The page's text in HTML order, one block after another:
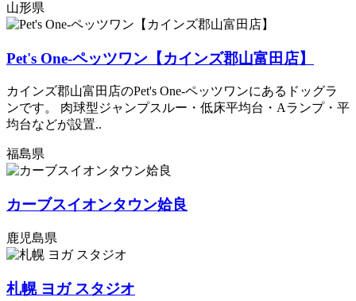
山形県
Pet's One-ペッツワン【カインズ郡山富田店】
カインズ郡山富田店のPet's One-ペッツワンにあるドッグラ
ンです。 肉球型ジャンプスルー・低床平均台・Aランプ・平
均台などが設置..
福島県
カーブスイオンタウン姶良
鹿児島県
札幌 ヨガ スタジオ